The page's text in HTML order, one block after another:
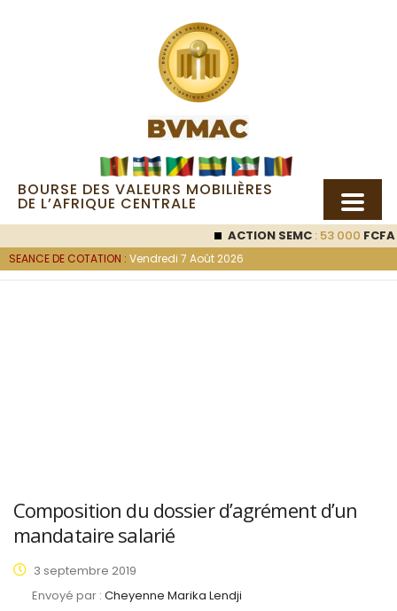
BOURSE DES VALEURS MOBILIÈRES
DE L’AFRIQUE CENTRALE
ACTION SEMC: 53 000FCFA (0
SEANCE DE COTATION : Vendredi 7 Août 2026
Composition du dossier d’agrément d’un
mandataire salarié
3 septembre 2019
Envoyé par : Cheyenne Marika Lendji